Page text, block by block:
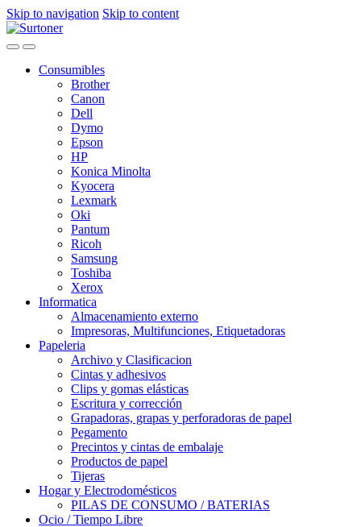
Skip to navigation Skip to content
Consumibles
Brother
Canon
Dell
Dymo
Epson
HP
Konica Minolta
Kyocera
Lexmark
Oki
Pantum
Ricoh
Samsung
Toshiba
Xerox
Informatica
Almacenamiento externo
Impresoras, Multifunciones, Etiquetadoras
Papeleria
Archivo y Clasificacion
Cintas y adhesivos
Clips y gomas elásticas
Escritura y corrección
Grapadoras, grapas y perforadoras de papel
Pegamento
Precintos y cintas de embalaje
Productos de papel
Tijeras
Hogar y Electrodomésticos
PILAS DE CONSUMO / BATERIAS
Ocio / Tiempo Libre